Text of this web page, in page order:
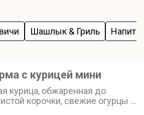
Шашлык & Гриль
с курицей мини
курица, обжаренная до
корочки, свежие огурцы и